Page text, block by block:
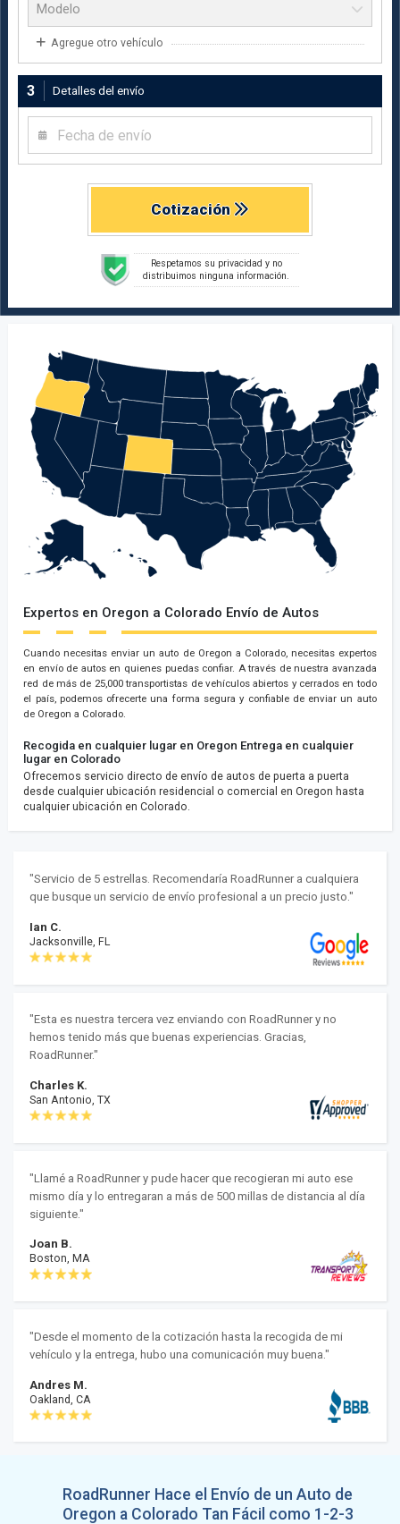
Agregue otro vehículo
3 Detalles del envío
Cotización
Respetamos su privacidad y no
distribuimos ninguna información.
Expertos en Oregon a Colorado Envío de Autos
Cuando necesitas enviar un auto de Oregon a Colorado, necesitas expertos
en envío de autos en quienes puedas confiar. A través de nuestra avanzada
red de más de 25,000 transportistas de vehículos abiertos y cerrados en todo
el país, podemos ofrecerte una forma segura y confiable de enviar un auto
de Oregon a Colorado.
Recogida en cualquier lugar en Oregon Entrega en cualquier
lugar en Colorado
Ofrecemos servicio directo de envío de autos de puerta a puerta
desde cualquier ubicación residencial o comercial en Oregon hasta
cualquier ubicación en Colorado.
"Servicio de 5 estrellas. Recomendaría RoadRunner a cualquiera
que busque un servicio de envío profesional a un precio justo."
Ian C.
Jacksonville, FL
"Esta es nuestra tercera vez enviando con RoadRunner y no
hemos tenido más que buenas experiencias. Gracias,
RoadRunner."
Charles K.
San Antonio, TX
"Llamé a RoadRunner y pude hacer que recogieran mi auto ese
mismo día y lo entregaran a más de 500 millas de distancia al día
siguiente."
Joan B.
Boston, MA
"Desde el momento de la cotización hasta la recogida de mi
vehículo y la entrega, hubo una comunicación muy buena."
Andres M.
Oakland, CA
RoadRunner Hace el Envío de un Auto de
Oregon a Colorado Tan Fácil como 1-2-3